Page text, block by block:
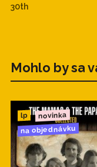
30th
Mohlo by sa
lp novinka
na objednávku